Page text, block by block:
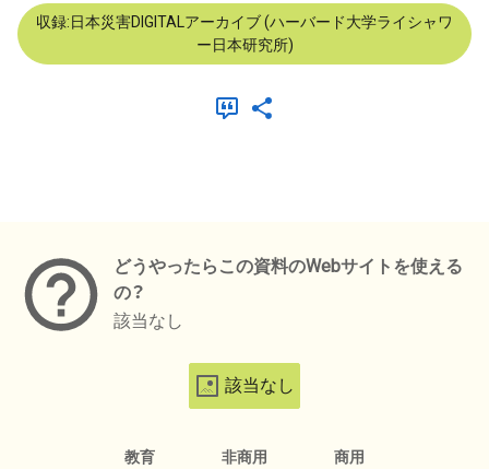
収録:日本災害DIGITALアーカイブ (ハーバード大学ライシャワ
ー日本研究所)
どうやったらこの資料のWebサイトを使える
の？
該当なし
該当なし
教育 非商用 商用